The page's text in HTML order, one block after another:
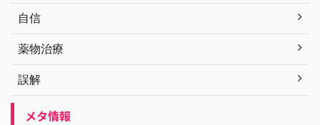
自信
薬物治療
誤解
メタ情報